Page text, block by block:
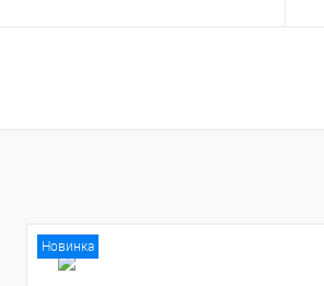
В избранное
Новинка